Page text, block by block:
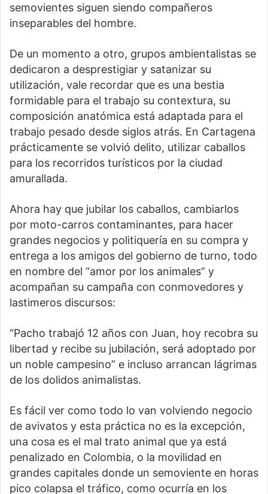
semovientes siguen siendo compañeros
inseparables del hombre.
De un momento a otro, grupos ambientalistas se
dedicaron a desprestigiar y satanizar su
utilización, vale recordar que es una bestia
formidable para el trabajo su contextura, su
composición anatómica está adaptada para el
trabajo pesado desde siglos atrás. En Cartagena
prácticamente se volvió delito, utilizar caballos
para los recorridos turísticos por la ciudad
amurallada.
Ahora hay que jubilar los caballos, cambiarlos
por moto-carros contaminantes, para hacer
grandes negocios y politiquería en su compra y
entrega a los amigos del gobierno de turno, todo
en nombre del “amor por los animales” y
acompañan su campaña con conmovedores y
lastimeros discursos:
“Pacho trabajó 12 años con Juan, hoy recobra su
libertad y recibe su jubilación, será adoptado por
un noble campesino” e incluso arrancan lágrimas
de los dolidos animalistas.
Es fácil ver como todo lo van volviendo negocio
de avivatos y esta práctica no es la excepción,
una cosa es el mal trato animal que ya está
penalizado en Colombia, o la movilidad en
grandes capitales donde un semoviente en horas
pico colapsa el tráfico, como ocurría en los